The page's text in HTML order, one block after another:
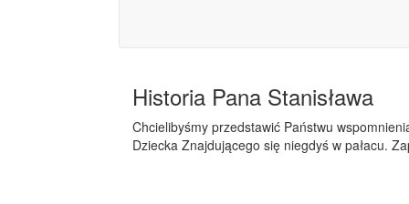
Historia Pana Stanisława
Chcielibyśmy przedstawić Państwu
Dziecka Znajdującego się niegdyś w pałacu.